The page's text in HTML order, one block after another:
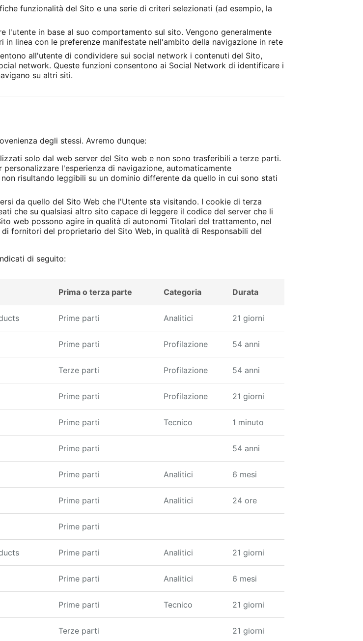
funzionalità del Sito e una serie di criteri selezionati (ad esempio, la
l'utente in base al suo comportamento sul sito. Vengono generalmente
linea con le preferenze manifestate nell'ambito della navigazione in rete
all'utente di condividere sui social network i contenuti del Sito,
network. Queste funzioni consentono ai Social Network di identificare i
su altri siti.
degli stessi. Avremo dunque:
solo dal web server del Sito web e non sono trasferibili a terze parti.
l'esperienza di navigazione, automaticamente
risultando leggibili su un dominio differente da quello in cui sono stati
da quello del Sito Web che l'Utente sta visitando. I cookie di terza
che su qualsiasi altro sito capace di leggere il codice del server che li
web possono agire in qualità di autonomi Titolari del trattamento, nel
fornitori del proprietario del Sito Web, in qualità di Responsabili del
di seguito:
Prima o terza parte Categoria Durata
Prime parti Analitici 21 giorni
Prime parti Profilazione 54 anni
Terze parti Profilazione 54 anni
Prime parti Profilazione 21 giorni
Prime parti Tecnico 1 minuto
Prime parti 54 anni
Prime parti Analitici 6 mesi
Prime parti Analitici 24 ore
Prime parti
Prime parti Analitici 21 giorni
Prime parti Analitici 6 mesi
Prime parti Tecnico 21 giorni
Terze parti 21 giorni